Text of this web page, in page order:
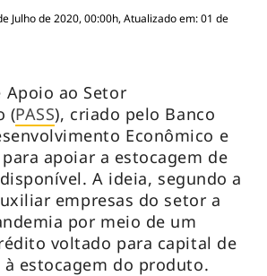
Julho de 2020, 00:00h, Atualizado em: 01 de
Apoio ao Setor
(PASS), criado pelo Banco
Econômico e
para apoiar a estocagem de
A ideia, segundo a
empresas do setor a
por meio de um
voltado para capital de
estocagem do produto.